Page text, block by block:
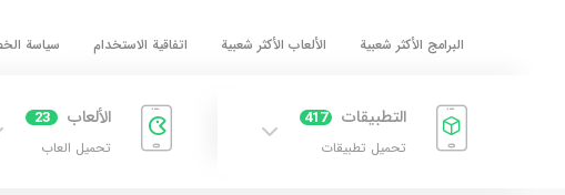
البرامج الأكثر شعبية الألعاب الأكثر شعبية اتفاقية الاستخدام سياسة
التطبيقات 417
تحميل تطبيقات
الألعاب 23
تحميل العاب